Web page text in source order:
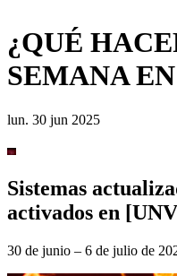
¿QUÉ
SEMANA
lun. 30 jun 2025
Sistemas
activados en
30 de junio – 6 de julio de